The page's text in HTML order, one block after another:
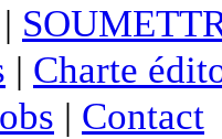
|
| Charte
| Contact